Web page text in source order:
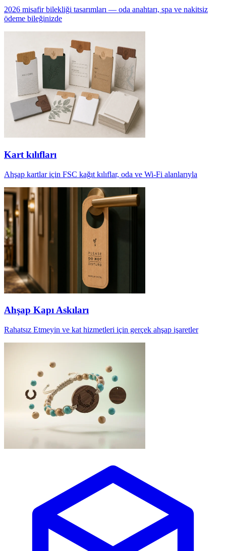
2026 misafir bilekliği tasarımları — oda anahtarı, spa ve nakitsiz
ödeme bileğinizde
Kart kılıfları
Ahşap kartlar için FSC kağıt kılıflar, oda ve Wi-Fi alanlarıyla
Ahşap Kapı Askıları
Rahatsız Etmeyin ve kat hizmetleri için gerçek ahşap işaretler